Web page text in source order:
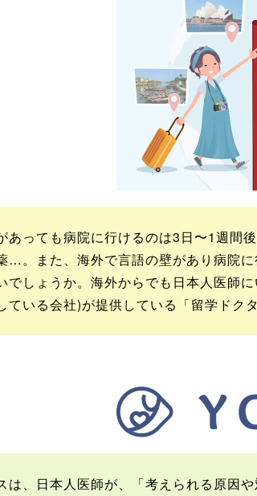
あっても病院に行けるのは3日〜1週間
…。また、海外で言語の壁があり病院
でしょうか。海外からでも日本人医師
ている会社)が提供している「留学ドク
は、日本人医師が、「考えられる原因